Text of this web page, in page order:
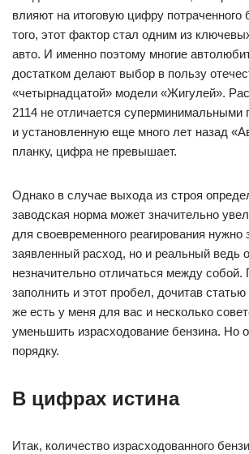
влияют на итоговую цифру потраченного
того, этот фактор стал одним из
авто. И именно поэтому многие
достатком делают выбор в пользу
«четырнадцатой» модели «Жигулей».
2114 не отличается суперминимальными
и установленную еще много лет назад
планку, цифра не превышает.
Однако в случае выхода из строя
заводская норма может значительно
для своевременного реагирования нужно
заявленный расход, но и реальный ведь
незначительно отличаться между собой.
заполнить и этот пробел, дочитав
же есть у меня для вас и несколько
уменьшить израсходование бензина. Но
порядку.
В цифрах истина
Итак, количество израсходованного